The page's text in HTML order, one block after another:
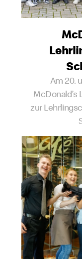
Am 20.
McDonald’s
zur